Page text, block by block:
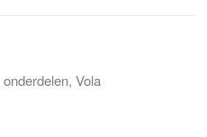
onderdelen, Vola